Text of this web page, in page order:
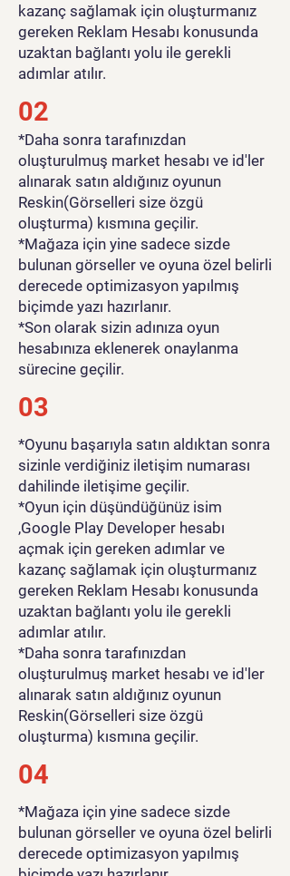
kazanç sağlamak için oluşturmanız
gereken Reklam Hesabı konusunda
uzaktan bağlantı yolu ile gerekli
adımlar atılır.
02
*Daha sonra tarafınızdan
oluşturulmuş market hesabı ve id'ler
alınarak satın aldığınız oyunun
Reskin(Görselleri size özgü
oluşturma) kısmına geçilir.
*Mağaza için yine sadece sizde
bulunan görseller ve oyuna özel belirli
derecede optimizasyon yapılmış
biçimde yazı hazırlanır.
*Son olarak sizin adınıza oyun
hesabınıza eklenerek onaylanma
sürecine geçilir.
03
*Oyunu başarıyla satın aldıktan sonra
sizinle verdiğiniz iletişim numarası
dahilinde iletişime geçilir.
*Oyun için düşündüğünüz isim
,Google Play Developer hesabı
açmak için gereken adımlar ve
kazanç sağlamak için oluşturmanız
gereken Reklam Hesabı konusunda
uzaktan bağlantı yolu ile gerekli
adımlar atılır.
*Daha sonra tarafınızdan
oluşturulmuş market hesabı ve id'ler
alınarak satın aldığınız oyunun
Reskin(Görselleri size özgü
oluşturma) kısmına geçilir.
04
*Mağaza için yine sadece sizde
bulunan görseller ve oyuna özel belirli
derecede optimizasyon yapılmış